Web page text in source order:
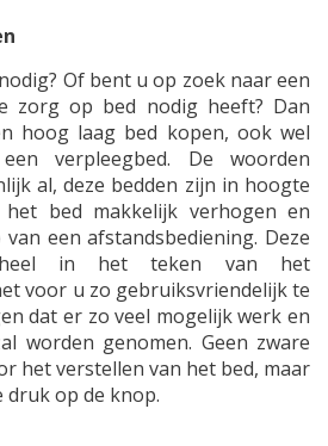
Of bent u op zoek naar een
zorg op bed nodig heeft? Dan
hoog laag bed kopen, ook wel
verpleegbed. De woorden
al, deze bedden zijn in hoogte
bed makkelijk verhogen en
een afstandsbediening. Deze
in het teken van het
voor u zo gebruiksvriendelijk te
dat er zo veel mogelijk werk en
worden genomen. Geen zware
het verstellen van het bed, maar
druk op de knop.